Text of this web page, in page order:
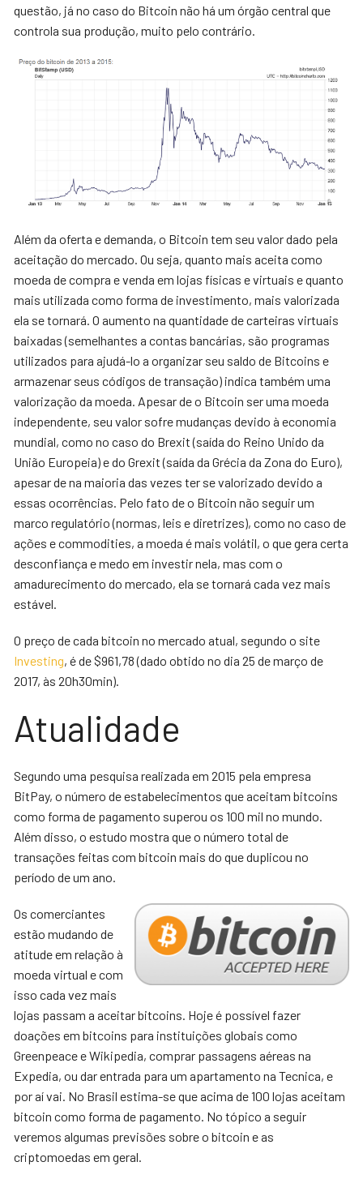
questão, já no caso do Bitcoin não há um órgão central que
controla sua produção, muito pelo contrário.
Além da oferta e demanda, o Bitcoin tem seu valor dado pela
aceitação do mercado. Ou seja, quanto mais aceita como
moeda de compra e venda em lojas físicas e virtuais e quanto
mais utilizada como forma de investimento, mais valorizada
ela se tornará. O aumento na quantidade de carteiras virtuais
baixadas (semelhantes a contas bancárias, são programas
utilizados para ajudá-lo a organizar seu saldo de Bitcoins e
armazenar seus códigos de transação) indica também uma
valorização da moeda. Apesar de o Bitcoin ser uma moeda
independente, seu valor sofre mudanças devido à economia
mundial, como no caso do Brexit (saída do Reino Unido da
União Europeia) e do Grexit (saída da Grécia da Zona do Euro),
apesar de na maioria das vezes ter se valorizado devido a
essas ocorrências. Pelo fato de o Bitcoin não seguir um
marco regulatório (normas, leis e diretrizes), como no caso de
ações e commodities, a moeda é mais volátil, o que gera certa
desconfiança e medo em investir nela, mas com o
amadurecimento do mercado, ela se tornará cada vez mais
estável.
O preço de cada bitcoin no mercado atual, segundo o site
Investing, é de $961,78 (dado obtido no dia 25 de março de
2017, às 20h30min).
Atualidade
Segundo uma pesquisa realizada em 2015 pela empresa
BitPay, o número de estabelecimentos que aceitam ‎bitcoin‬‬s
como forma de pagamento superou os 100 mil no mundo.
Além disso, o estudo mostra que o número total de
transações feitas com bitcoin mais do que duplicou no
período de um ano.
Os comerciantes
estão mudando de
atitude em relação à
moeda virtual e com
isso cada vez mais
lojas passam a aceitar bitcoins. Hoje é possível fazer
doações em bitcoins para instituições globais como
Greenpeace e Wikipedia, comprar passagens aéreas na
Expedia, ou dar entrada para um apartamento na Tecnica, e
por aí vai. No Brasil estima-se que acima de 100 lojas aceitam
bitcoin como forma de pagamento. No tópico a seguir
veremos algumas previsões sobre o bitcoin e as
criptomoedas em geral.